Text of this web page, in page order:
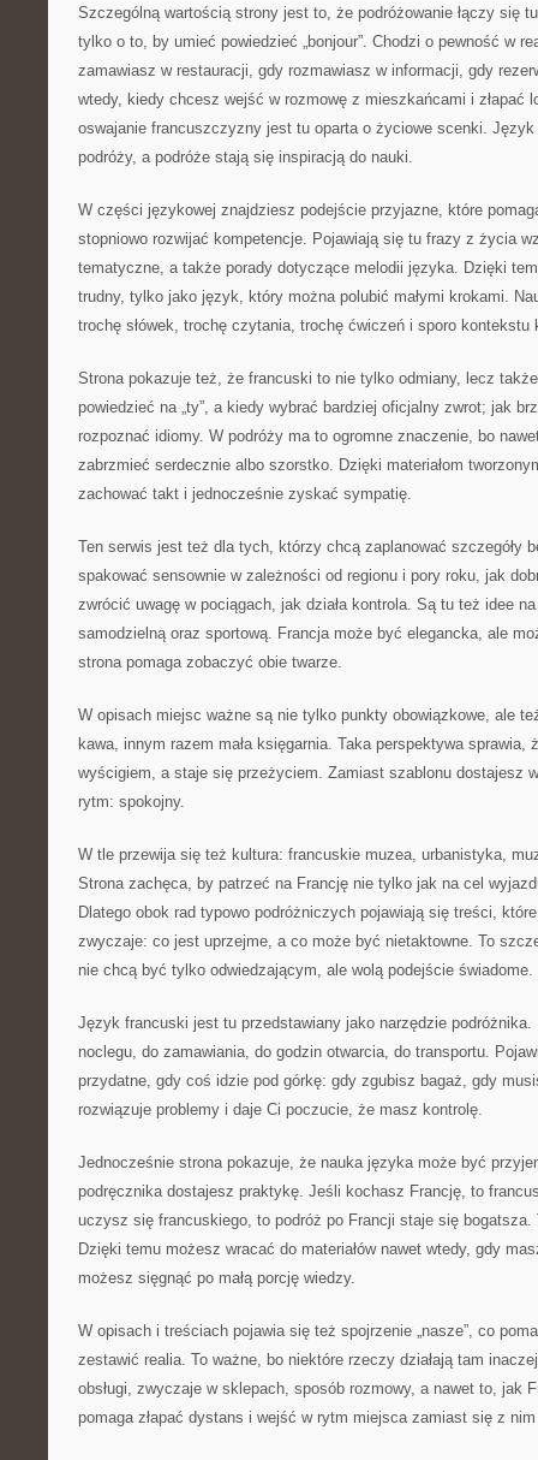
Szczególną wartością strony jest to, że podróżowanie łączy się
tylko o to, by umieć powiedzieć „bonjour”. Chodzi o pewność w
zamawiasz w restauracji, gdy rozmawiasz w informacji, gdy
wtedy, kiedy chcesz wejść w rozmowę z mieszkańcami i złapać
oswajanie francuszczyzny jest tu oparta o życiowe scenki.
podróży, a podróże stają się inspiracją do nauki.
W części językowej znajdziesz podejście przyjazne, które
stopniowo rozwijać kompetencje. Pojawiają się tu frazy z życia
tematyczne, a także porady dotyczące melodii języka. Dzięki
trudny, tylko jako język, który można polubić małymi krokami.
trochę słówek, trochę czytania, trochę ćwiczeń i sporo kontekstu
Strona pokazuje też, że francuski to nie tylko odmiany, lecz
powiedzieć na „ty”, a kiedy wybrać bardziej oficjalny zwrot; jak
rozpoznać idiomy. W podróży ma to ogromne znaczenie, bo
zabrzmieć serdecznie albo szorstko. Dzięki materiałom
zachować takt i jednocześnie zyskać sympatię.
Ten serwis jest też dla tych, którzy chcą zaplanować szczegóły
spakować sensownie w zależności od regionu i pory roku, jak
zwrócić uwagę w pociągach, jak działa kontrola. Są tu też idee
samodzielną oraz sportową. Francja może być elegancka, ale
strona pomaga zobaczyć obie twarze.
W opisach miejsc ważne są nie tylko punkty obowiązkowe, ale
kawa, innym razem mała księgarnia. Taka perspektywa sprawia,
wyścigiem, a staje się przeżyciem. Zamiast szablonu dostajesz
rytm: spokojny.
W tle przewija się też kultura: francuskie muzea, urbanistyka,
Strona zachęca, by patrzeć na Francję nie tylko jak na cel
Dlatego obok rad typowo podróżniczych pojawiają się treści,
zwyczaje: co jest uprzejme, a co może być nietaktowne. To
nie chcą być tylko odwiedzającym, ale wolą podejście świadome.
Język francuski jest tu przedstawiany jako narzędzie podróżnika.
noclegu, do zamawiania, do godzin otwarcia, do transportu.
przydatne, gdy coś idzie pod górkę: gdy zgubisz bagaż, gdy
rozwiązuje problemy i daje Ci poczucie, że masz kontrolę.
Jednocześnie strona pokazuje, że nauka języka może być
podręcznika dostajesz praktykę. Jeśli kochasz Francję, to
uczysz się francuskiego, to podróż po Francji staje się bogatsza.
Dzięki temu możesz wracać do materiałów nawet wtedy, gdy
możesz sięgnąć po małą porcję wiedzy.
W opisach i treściach pojawia się też spojrzenie „nasze”, co
zestawić realia. To ważne, bo niektóre rzeczy działają tam
obsługi, zwyczaje w sklepach, sposób rozmowy, a nawet to, jak
pomaga złapać dystans i wejść w rytm miejsca zamiast się z nim